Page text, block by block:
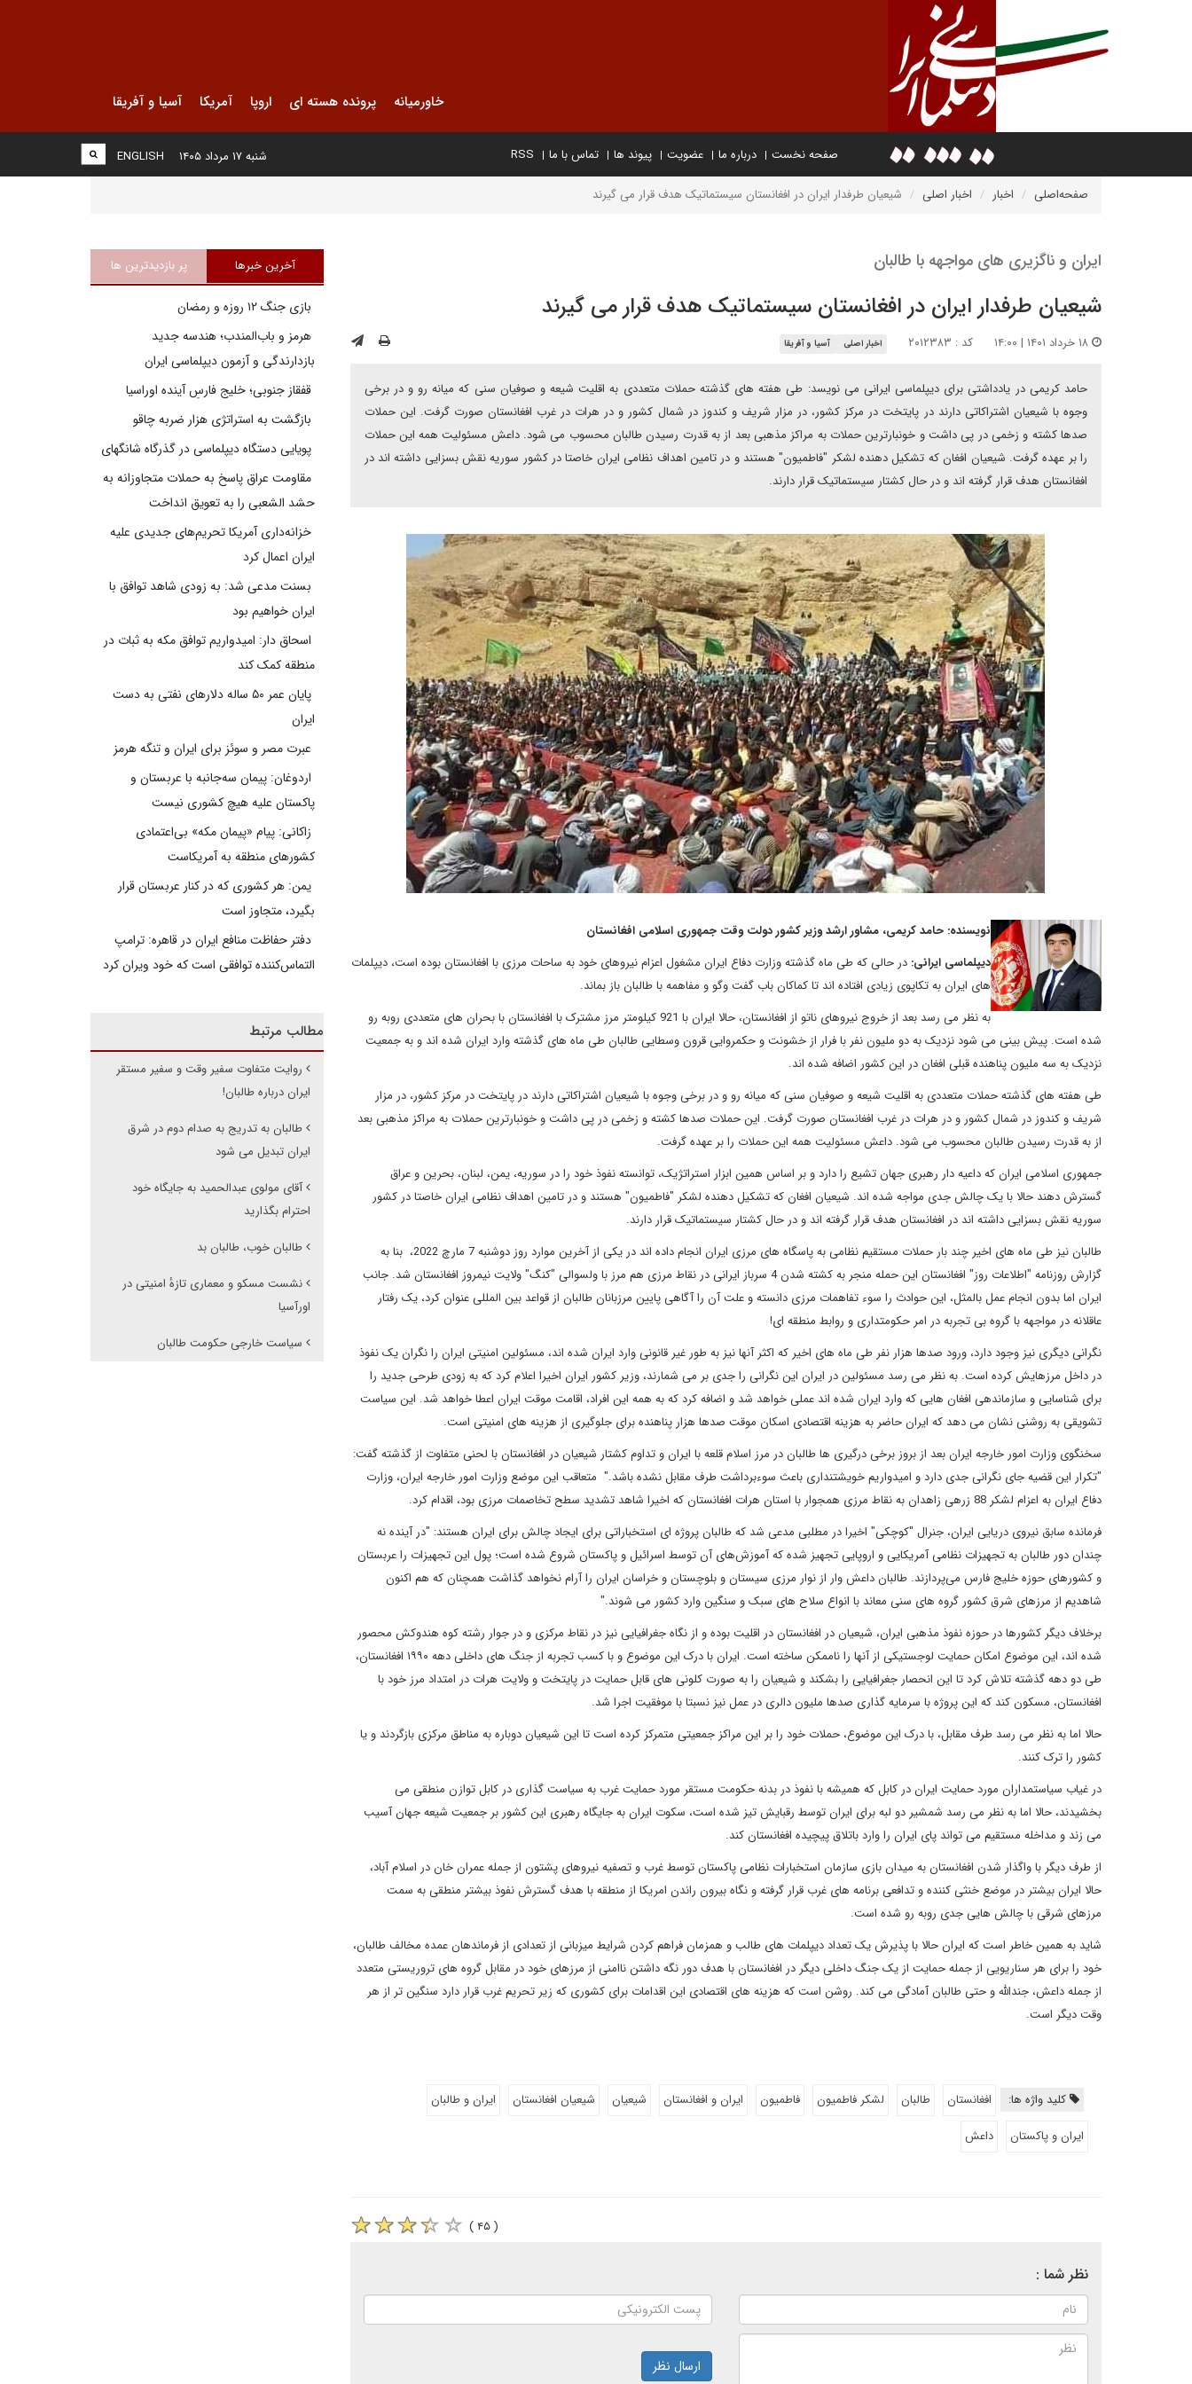
خاورمیانه پرونده هسته ای اروپا آمریکا آسیا و آفریقا
صفحه نخست درباره ما عضویت پیوند ها تماس با ما RSS
ENGLISH شنبه ۱۷ مرداد ۱۴۰۵
صفحه‌اصلی اخبار اخبار اصلی شیعیان طرفدار ایران در افغانستان سیستماتیک هدف قرار می گیرند
ایران و ناگزیری های مواجهه با طالبان
شیعیان طرفدار ایران در افغانستان سیستماتیک هدف قرار می گیرند
کد : ۲۰۱۲۳۸۳ اخبار اصلی آسیا و آفریقا
حامد کریمی در یادداشتی برای دیپلماسی ایرانی می نویسد: طی هفته های گذشته حملات متعددی به اقلیت شیعه و صوفیان سنی که میانه رو و در برخی
وجوه با شیعیان اشتراکاتی دارند در پایتخت در مرکز کشور، در مزار شریف و کندوز در شمال کشور و در هرات در غرب افغانستان صورت گرفت. این حملات
صدها کشته و زخمی در پی داشت و خونبارترین حملات به مراکز مذهبی بعد از به قدرت رسیدن طالبان محسوب می شود. داعش مسئولیت همه این حملات
را بر عهده گرفت. شیعیان افغان که تشکیل دهنده لشکر "فاطمیون" هستند و در تامین اهداف نظامی ایران خاصتا در کشور سوریه نقش بسزایی داشته اند در
افغانستان هدف قرار گرفته اند و در حال کشتار سیستماتیک قرار دارند.
نویسنده: حامد کریمی، مشاور ارشد وزیر کشور دولت وقت جمهوری اسلامی افغانستان
دیپلماسی ایرانی: در حالی که طی ماه گذشته وزارت دفاع ایران مشغول اعزام نیروهای خود به ساحات مرزی با افغانستان بوده است، دیپلمات
های ایران به تکاپوی زیادی افتاده اند تا کماکان باب گفت وگو و مفاهمه با طالبان باز بماند.
به نظر می رسد بعد از خروج نیروهای ناتو از افغانستان، حالا ایران با 921 کیلومتر مرز مشترک با افغانستان با بحران های متعددی روبه رو
شده است. پیش بینی می شود نزدیک به دو ملیون نفر با فرار از خشونت و حکمروایی قرون وسطایی طالبان طی ماه های گذشته وارد ایران شده اند و به جمعیت
نزدیک به سه ملیون پناهنده قبلی افغان در این کشور اضافه شده اند.
طی هفته های گذشته حملات متعددی به اقلیت شیعه و صوفیان سنی که میانه رو و در برخی وجوه با شیعیان اشتراکاتی دارند در پایتخت در مرکز کشور، در مزار
شریف و کندوز در شمال کشور و در هرات در غرب افغانستان صورت گرفت. این حملات صدها کشته و زخمی در پی داشت و خونبارترین حملات به مراکز مذهبی بعد
از به قدرت رسیدن طالبان محسوب می شود. داعش مسئولیت همه این حملات را بر عهده گرفت.
جمهوری اسلامی ایران که داعیه دار رهبری جهان تشیع را دارد و بر اساس همین ابزار استراتژیک، توانسته نفوذ خود را در سوریه، یمن، لبنان، بحرین و عراق
گسترش دهند حالا با یک چالش جدی مواجه شده اند. شیعیان افغان که تشکیل دهنده لشکر "فاطمیون" هستند و در تامین اهداف نظامی ایران خاصتا در کشور
سوریه نقش بسزایی داشته اند در افغانستان هدف قرار گرفته اند و در حال کشتار سیستماتیک قرار دارند.
طالبان نیز طی ماه های اخیر چند بار حملات مستقیم نظامی به پاسگاه های مرزی ایران انجام داده اند در یکی از آخرین موارد روز دوشنبه 7 مارچ 2022، بنا به
گزارش روزنامه "اطلاعات روز" افغانستان این حمله منجر به کشته شدن 4 سرباز ایرانی در نقاط مرزی هم مرز با ولسوالی "کنگ" ولایت نیمروز افغانستان شد. جانب
ایران اما بدون انجام عمل بالمثل، این حوادث را سوء تفاهمات مرزی دانسته و علت آن را آگاهی پایین مرزبانان طالبان از قواعد بین المللی عنوان کرد، یک رفتار
عاقلانه در مواجهه با گروه بی تجربه در امر حکومتداری و روابط منطقه ای!
نگرانی دیگری نیز وجود دارد، ورود صدها هزار نفر طی ماه های اخیر که اکثر آنها نیز به طور غیر قانونی وارد ایران شده اند، مسئولین امنیتی ایران را نگران یک نفوذ
در داخل مرزهایش کرده است. به نظر می رسد مسئولین در ایران این نگرانی را جدی بر می شمارند، وزیر کشور ایران اخیرا اعلام کرد که به زودی طرحی جدید را
برای شناسایی و سازماندهی افغان هایی که وارد ایران شده اند عملی خواهد شد و اضافه کرد که به همه این افراد، اقامت موقت ایران اعطا خواهد شد. این سیاست
تشویقی به روشنی نشان می دهد که ایران حاضر به هزینه اقتصادی اسکان موقت صدها هزار پناهنده برای جلوگیری از هزینه های امنیتی است.
سخنگوی وزارت امور خارجه ایران بعد از بروز برخی درگیری ها طالبان در مرز اسلام قلعه با ایران و تداوم کشتار شیعیان در افغانستان با لحنی متفاوت از گذشته گفت:
"تکرار این قضیه جای نگرانی جدی دارد و امیدواریم خویشتنداری باعث سوءبرداشت طرف مقابل نشده باشد." متعاقب این موضع وزارت امور خارجه ایران، وزارت
دفاع ایران به اعزام لشکر 88 زرهی زاهدان به نقاط مرزی همجوار با استان هرات افغانستان که اخیرا شاهد تشدید سطح تخاصمات مرزی بود، اقدام کرد.
فرمانده سابق نیروی دریایی ایران، جنرال "کوچکی" اخیرا در مطلبی مدعی شد که طالبان پروژه ای استخباراتی برای ایجاد چالش برای ایران هستند: "در آینده نه
چندان دور طالبان به تجهیزات نظامی آمریکایی و اروپایی تجهیز شده که آموزش‌های آن توسط اسرائیل و پاکستان شروع شده است؛ پول این تجهیزات را عربستان
و کشورهای حوزه خلیج فارس می‌پردازند. طالبان داعش وار از نوار مرزی سیستان و بلوچستان و خراسان ایران را آرام نخواهد گذاشت همچنان که هم اکنون
شاهدیم از مرزهای شرق کشور گروه های سنی معاند با انواع سلاح های سبک و سنگین وارد کشور می شوند."
برخلاف دیگر کشورها در حوزه نفوذ مذهبی ایران، شیعیان در افغانستان در اقلیت بوده و از نگاه جغرافیایی نیز در نقاط مرکزی و در جوار رشته کوه هندوکش محصور
شده اند، این موضوع امکان حمایت لوجستیکی از آنها را ناممکن ساخته است. ایران با درک این موضوع و با کسب تجربه از جنگ های داخلی دهه ۱۹۹۰ افغانستان،
طی دو دهه گذشته تلاش کرد تا این انحصار جغرافیایی را بشکند و شیعیان را به صورت کلونی های قابل حمایت در پایتخت و ولایت هرات در امتداد مرز خود با
افغانستان، مسکون کند که این پروژه با سرمایه گذاری صدها ملیون دالری در عمل نیز نسبتا با موفقیت اجرا شد.
حالا اما به نظر می رسد طرف مقابل، با درک این موضوع، حملات خود را بر این مراکز جمعیتی متمرکز کرده است تا این شیعیان دوباره به مناطق مرکزی بازگردند و یا
کشور را ترک کنند.
در غیاب سیاستمداران مورد حمایت ایران در کابل که همیشه با نفوذ در بدنه حکومت مستقر مورد حمایت غرب به سیاست گذاری در کابل توازن منطقی می
بخشیدند، حالا اما به نظر می رسد شمشیر دو لبه برای ایران توسط رقبایش تیز شده است، سکوت ایران به جایگاه رهبری این کشور بر جمعیت شیعه جهان آسیب
می زند و مداخله مستقیم می تواند پای ایران را وارد باتلاق پیچیده افغانستان کند.
از طرف دیگر با واگذار شدن افغانستان به میدان بازی سازمان استخبارات نظامی پاکستان توسط غرب و تصفیه نیروهای پشتون از جمله عمران خان در اسلام آباد،
حالا ایران بیشتر در موضع خنثی کننده و تدافعی برنامه های غرب قرار گرفته و نگاه بیرون راندن امریکا از منطقه با هدف گسترش نفوذ بیشتر منطقی به سمت
مرزهای شرقی با چالش هایی جدی روبه رو شده است.
شاید به همین خاطر است که ایران حالا با پذیرش یک تعداد دیپلمات های طالب و همزمان فراهم کردن شرایط میزبانی از تعدادی از فرماندهان عمده مخالف طالبان،
خود را برای هر سناریویی از جمله حمایت از یک جنگ داخلی دیگر در افغانستان با هدف دور نگه داشتن ناامنی از مرزهای خود در مقابل گروه های تروریستی متعدد
از جمله داعش، جندالله و حتی طالبان آمادگی می کند. روشن است که هزینه های اقتصادی این اقدامات برای کشوری که زیر تحریم غرب قرار دارد سنگین تر از هر
وقت دیگر است.
کلید واژه ها: افغانستان طالبان لشکر فاطمیون فاطمیون ایران و افغانستان شیعیان شیعیان افغانستان
ایران و طالبان
ایران و پاکستان
داعش
( ۴۵ )
نظر شما :
ارسال نظر
آخرین خبرها پر بازدیدترین ها
بازی جنگ ۱۲ روزه و رمضان
هرمز و باب‌المندب؛ هندسه جدید
بازدارندگی و آزمون دیپلماسی ایران
قفقاز جنوبی؛ خلیج فارسِ آینده اوراسیا
بازگشت به استراتژی هزار ضربه چاقو
پویایی دستگاه دیپلماسی در گذرگاه شانگهای
مقاومت عراق پاسخ به حملات متجاوزانه به
حشد الشعبی را به تعویق انداخت
خزانه‌داری آمریکا تحریم‌های جدیدی علیه
ایران اعمال کرد
بسنت مدعی شد: به زودی شاهد توافق با
ایران خواهیم بود
اسحاق دار: امیدواریم توافق مکه به ثبات در
منطقه کمک کند
پایان عمر ۵۰ ساله دلارهای نفتی به دست
ایران
عبرت مصر و سوئز برای ایران و تنگه هرمز
اردوغان: پیمان سه‌جانبه با عربستان و
پاکستان علیه هیچ کشوری نیست
زاکانی: پیام «پیمان مکه» بی‌اعتمادی
کشورهای منطقه به آمریکاست
یمن: هر کشوری که در کنار عربستان قرار
بگیرد، متجاوز است
دفتر حفاظت منافع ایران در قاهره: ترامپ
التماس‌کننده توافقی است که خود ویران کرد
مطالب مرتبط
روایت متفاوت سفیر وقت و سفیر مستقر
ایران درباره طالبان!
طالبان به تدریج به صدام دوم در شرق
ایران تبدیل می شود
آقای مولوی عبدالحمید به جایگاه خود
احترام بگذارید
طالبان خوب، طالبان بد
نشست مسکو و معماری تازهٔ امنیتی در
اورآسیا
سیاست خارجی حکومت طالبان